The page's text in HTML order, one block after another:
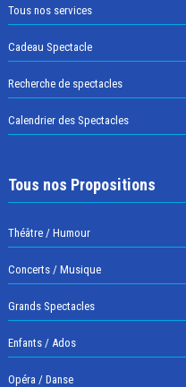
Tous nos services
Cadeau Spectacle
Recherche de spectacles
Calendrier des Spectacles
Tous nos Propositions
Théâtre / Humour
Concerts / Musique
Grands Spectacles
Enfants / Ados
Opéra / Danse